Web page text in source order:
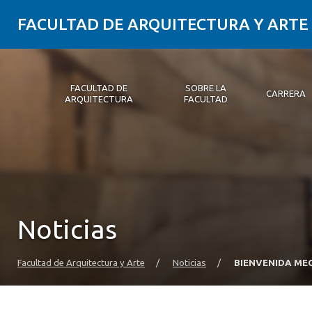
FACULTAD DE ARQUITECTURA Y ARTE
FACULTAD DE
ARQUITECTURA
SOBRE LA
FACULTAD
CARRERA
Noticias
Facultad de Arquitectura y Arte / Noticias / BIENVENIDA